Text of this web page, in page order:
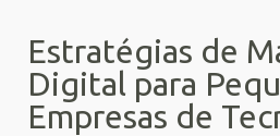
Estratégias de
Digital para
Empresas de